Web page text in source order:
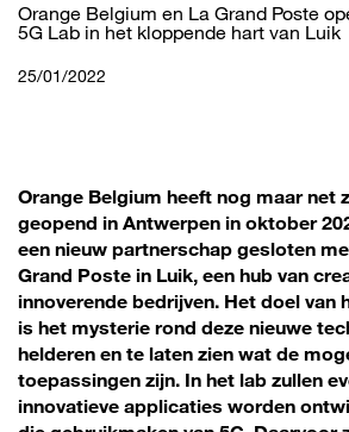
Orange Belgium en La Grand Poste
5G Lab in het kloppende hart van Luik
25/01/2022
Orange Belgium heeft nog maar net
geopend in Antwerpen in oktober
een nieuw partnerschap gesloten
Grand Poste in Luik, een hub van
innoverende bedrijven. Het doel van
is het mysterie rond deze nieuwe
helderen en te laten zien wat de
toepassingen zijn. In het lab zullen
innovatieve applicaties worden